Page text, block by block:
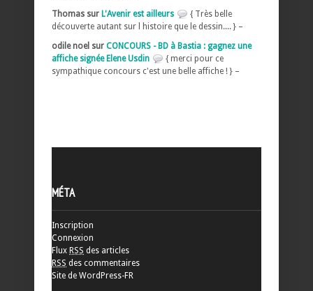
Thomas sur L'Avenir est ailleurs
{ Très belle
découverte autant sur l histoire que le dessin.... } –
odile noel sur CONCOURS - BD à Bastia : gagnez une
affiche signée Elene Usdin
{ merci pour ce
sympathique concours c'est une belle affiche ! } –
MÉTA
Inscription
Connexion
Flux RSS des articles
RSS des commentaires
Site de WordPress-FR